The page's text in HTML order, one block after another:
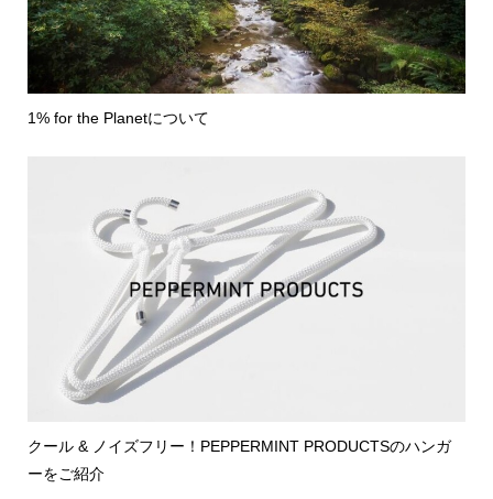
1% for the Planetについて
クール & ノイズフリー！PEPPERMINT PRODUCTSのハンガ
ーをご紹介